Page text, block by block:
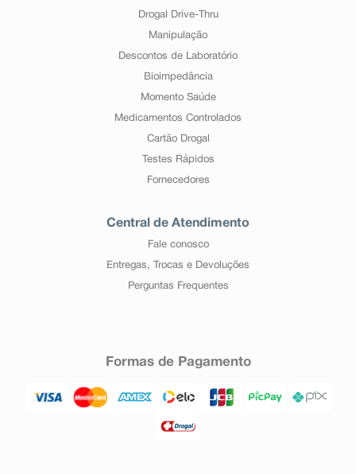
Drogal Drive-Thru
Manipulação
Descontos de Laboratório
Bioimpedância
Momento Saúde
Medicamentos Controlados
Cartão Drogal
Testes Rápidos
Fornecedores
Central de Atendimento
Fale conosco
Entregas, Trocas e Devoluções
Perguntas Frequentes
Formas de Pagamento